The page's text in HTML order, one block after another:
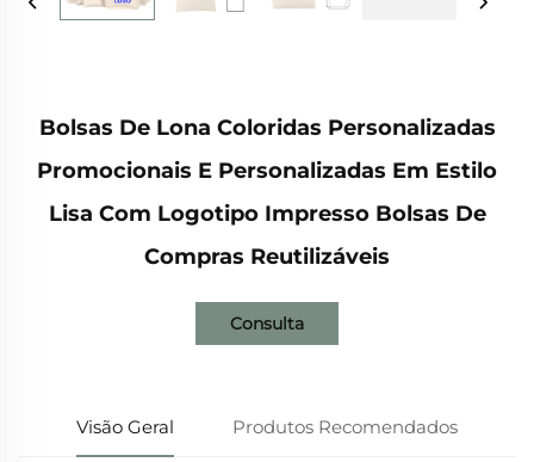
Bolsas De Lona Coloridas Personalizadas
Promocionais E Personalizadas Em Estilo
Lisa Com Logotipo Impresso Bolsas De
Compras Reutilizáveis
Consulta
Visão Geral Produtos Recomendados